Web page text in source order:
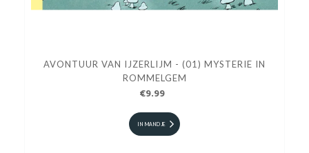
AVONTUUR VAN IJZERLIJM - (01) MYSTERIE IN
ROMMELGEM
€9.99
IN MANDJE